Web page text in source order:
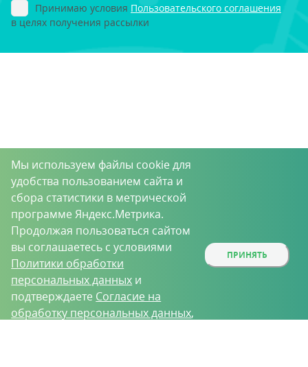
Принимаю условия Пользовательского соглашения
в целях получения рассылки
Мы используем файлы cookie для
удобства пользованием сайта и
сбора статистики в метрической
программе Яндекс.Метрика.
Продолжая пользоваться сайтом
вы соглашаетесь с условиями
Политики обработки
персональных данных и
подтверждаете Согласие на
обработку персональных данных,
ПРИНЯТЬ